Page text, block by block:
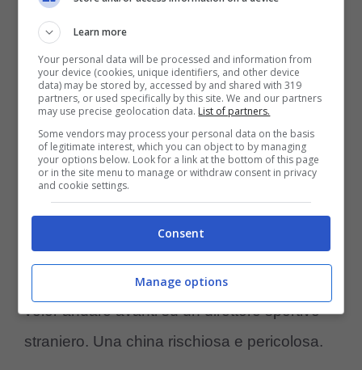
allenatore preciso come quella di Amorim.
Un nome che non entusiasma anche se il
suo lavoro alloSporting Lisbonaè stato
notevole, ma assai diastroso quello che ha
portato avanti alManchester dove dopo un
anno e mezzo è stato mandato via perché
odiato da gran parte deo calciatori che non
ne condividevano più la visione e i metodi.
va avanti su di lui come sembra
voler andare avanti su un direttore sportivo
straniero. Una china rischiosa e pericolosa.
Learn more
Your personal data will be processed and information from
your device (cookies, unique identifiers, and other device
data) may be stored by, accessed by and shared with 319
partners, or used specifically by this site. We and our partners
may use precise geolocation data. List of partners.
Some vendors may process your personal data on the basis
of legitimate interest, which you can object to by managing
your options below. Look for a link at the bottom of this page
or in the site menu to manage or withdraw consent in privacy
and cookie settings.
Consent
Manage options